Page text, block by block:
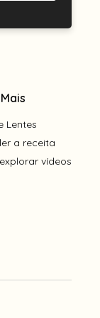
Lentes
a receita
vídeos